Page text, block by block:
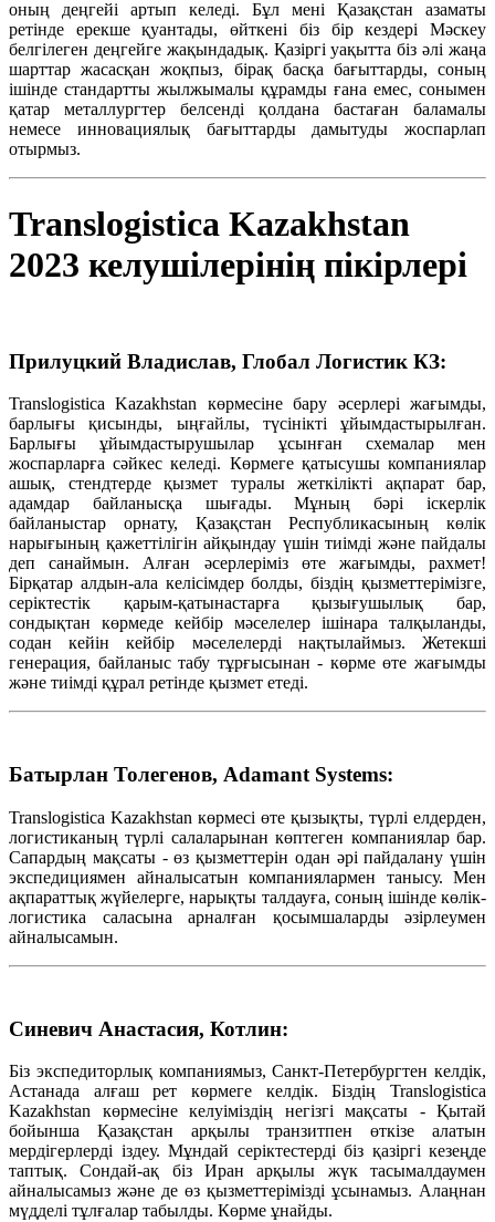
оның деңгейі артып келеді. Бұл мені Қазақстан азаматы
ретінде ерекше қуантады, өйткені біз бір кездері Мәскеу
белгілеген деңгейге жақындадық. Қазіргі уақытта біз әлі жаңа
шарттар жасасқан жоқпыз, бірақ басқа бағыттарды, соның
ішінде стандартты жылжымалы құрамды ғана емес, сонымен
қатар металлургтер белсенді қолдана бастаған баламалы
немесе инновациялық бағыттарды дамытуды жоспарлап
отырмыз.
Translogistica Kazakhstan
2023 келушілерінің пікірлері
Прилуцкий Владислав, Глобал Логистик КЗ:
Translogistica Kazakhstan көрмесіне бару әсерлері жағымды,
барлығы қисынды, ыңғайлы, түсінікті ұйымдастырылған.
Барлығы ұйымдастырушылар ұсынған схемалар мен
жоспарларға сәйкес келеді. Көрмеге қатысушы компаниялар
ашық, стендтерде қызмет туралы жеткілікті ақпарат бар,
адамдар байланысқа шығады. Мұның бәрі іскерлік
байланыстар орнату, Қазақстан Республикасының көлік
нарығының қажеттілігін айқындау үшін тиімді және пайдалы
деп санаймын. Алған әсерлеріміз өте жағымды, рахмет!
Бірқатар алдын-ала келісімдер болды, біздің қызметтерімізге,
серіктестік қарым-қатынастарға қызығушылық бар,
сондықтан көрмеде кейбір мәселелер ішінара талқыланды,
содан кейін кейбір мәселелерді нақтылаймыз. Жетекші
генерация, байланыс табу тұрғысынан - көрме өте жағымды
және тиімді құрал ретінде қызмет етеді.
Батырлан Толегенов, Adamant Systems:
Translogistica Kazakhstan көрмесі өте қызықты, түрлі елдерден,
логистиканың түрлі салаларынан көптеген компаниялар бар.
Сапардың мақсаты - өз қызметтерін одан әрі пайдалану үшін
экспедициямен айналысатын компаниялармен танысу. Мен
ақпараттық жүйелерге, нарықты талдауға, соның ішінде көлік-
логистика саласына арналған қосымшаларды әзірлеумен
айналысамын.
Синевич Анастасия, Котлин:
Біз экспедиторлық компаниямыз, Санкт-Петербургтен келдік,
Астанада алғаш рет көрмеге келдік. Біздің Translogistica
Kazakhstan көрмесіне келуіміздің негізгі мақсаты - Қытай
бойынша Қазақстан арқылы транзитпен өткізе алатын
мердігерлерді іздеу. Мұндай серіктестерді біз қазіргі кезеңде
таптық. Сондай-ақ біз Иран арқылы жүк тасымалдаумен
айналысамыз және де өз қызметтерімізді ұсынамыз. Алаңнан
мүдделі тұлғалар табылды. Көрме ұнайды.